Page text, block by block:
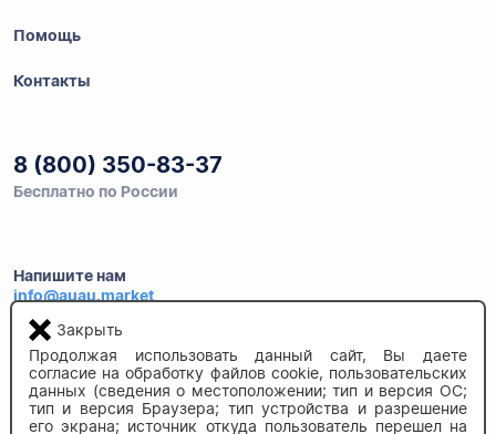
Помощь
Контакты
8 (800) 350-83-37
Бесплатно по России
Напишите нам
info@auau.market
236027, г.Калининград
ул.Калязинская 6, оф. 2
Закрыть
Продолжая использовать данный сайт, Вы даете
согласие на обработку файлов cookie, пользовательских
данных (сведения о местоположении; тип и версия ОС;
тип и версия Браузера; тип устройства и разрешение
его экрана; источник откуда пользователь перешел на